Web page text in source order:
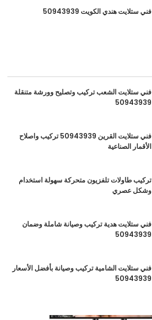
فني ستلايت هندي الكويت 50943939
فني ستلايت الشعب تركيب وتصليح وورشة متنقلة
50943939
فني ستلايت القرين 50943939 تركيب واصلاح
الأقمار الصناعية
تركيب طاولات تلفزيون متحركة سهولة استخدام
وشكل عصري
فني ستلايت هدية تركيب وصيانة شاملة وضمان
50943939
فني ستلايت الشامية تركيب وصيانة بأفضل الأسعار
50943939